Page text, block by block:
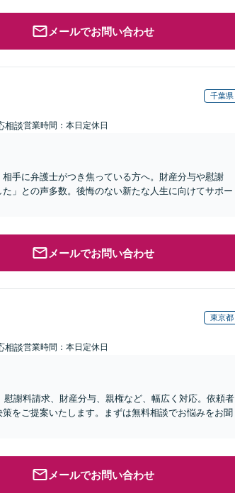
メールでお問い合わせ
千葉県
相談営業時間：本日定休日
手に弁護士がつき焦っている方へ。財産分与や慰謝
」との声多数。後悔のない新たな人生に向けてサポー
メールでお問い合わせ
東京都
相談営業時間：本日定休日
謝料請求、財産分与、親権など、幅広く対応。依頼者
をご提案いたします。まずは無料相談でお悩みをお聞
メールでお問い合わせ